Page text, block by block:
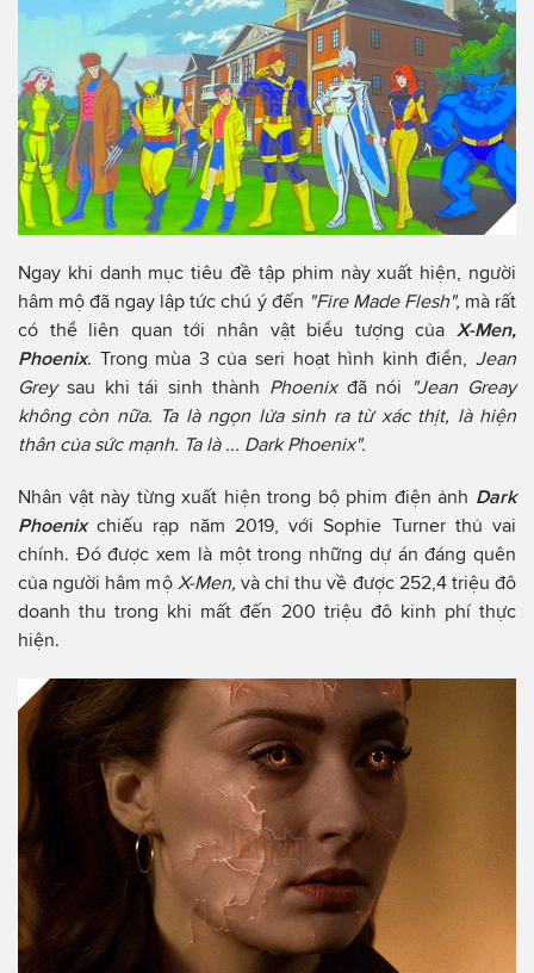
Ngay khi danh mục tiêu đề tập phim này xuất hiện, người
hâm mộ đã ngay lập tức chú ý đến "Fire Made Flesh", mà rất
có thể liên quan tới nhân vật biểu tượng của X-Men,
Phoenix. Trong mùa 3 của seri hoạt hình kinh điển, Jean
Grey sau khi tái sinh thành Phoenixđã nói
"Jean Greay
không còn nữa. Ta là ngọn lửa sinh ra từ xác thịt, là hiện
thân của sức mạnh. Ta là ... Dark Phoenix".
Nhân vật này từng xuất hiện trong bộ phim điện ảnh Dark
Phoenixchiếu rạp năm 2019, với Sophie Turner thủ vai
chính. Đó được xem là một trong những dự án đáng quên
của người hâm mộ X-Men, và chỉ thu về được 252,4 triệu đô
doanh thu trong khi mất đến 200 triệu đô kinh phí thực
hiện.